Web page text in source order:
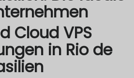
Cloud VPS
in Rio de